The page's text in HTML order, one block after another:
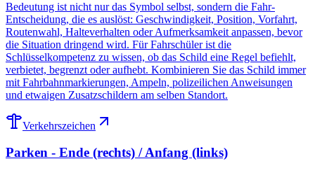
Bedeutung ist nicht nur das Symbol selbst, sondern die Fahr-
Entscheidung, die es auslöst: Geschwindigkeit, Position, Vorfahrt,
Routenwahl, Halteverhalten oder Aufmerksamkeit anpassen, bevor
die Situation dringend wird. Für Fahrschüler ist die
Schlüsselkompetenz zu wissen, ob das Schild eine Regel befiehlt,
verbietet, begrenzt oder aufhebt. Kombinieren Sie das Schild immer
mit Fahrbahnmarkierungen, Ampeln, polizeilichen Anweisungen
und etwaigen Zusatzschildern am selben Standort.
Verkehrszeichen
Parken - Ende (rechts) / Anfang (links)